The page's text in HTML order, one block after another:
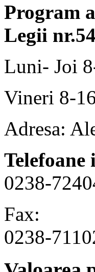
Program
Legii
Luni- Joi
Vineri 8-
Adresa:
0238-
Fax:
0238-